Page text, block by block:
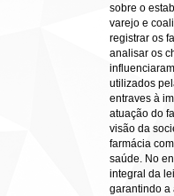
sobre o
varejo e
registrar os
analisar os
utilizados
entraves à
atuação do
visão da
farmácia
saúde. No
integral da
garantindo a